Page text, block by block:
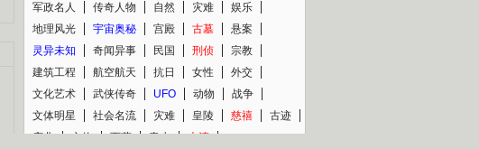
军政名人
传奇人物 自然 灾难
娱乐
地理风光
宇宙奥秘 宫殿 古墓
悬案
灵异未知
奇闻异事 民国 刑侦
宗教
建筑工程
航空航天 抗日 女性
外交
文化艺术
武侠传奇 UFO 动物
战争
文体明星
社会名流 灾难 皇陵 慈禧
古迹
庆典
文物 西藏 青少 大清